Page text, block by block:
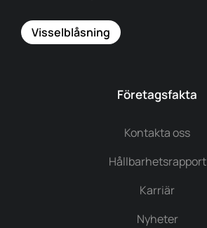
Visselblåsning
Företagsfakta
Kontakta oss
Hållbarhetsrapport
Karriär
Nyheter